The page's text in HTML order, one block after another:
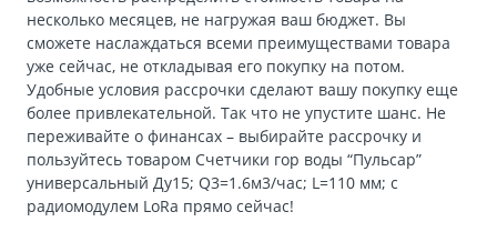
несколько месяцев, не нагружая ваш бюджет. Вы
сможете наслаждаться всеми преимуществами товара
уже сейчас, не откладывая его покупку на потом.
Удобные условия рассрочки сделают вашу покупку еще
более привлекательной. Так что не упустите шанс. Не
переживайте о финансах – выбирайте рассрочку и
пользуйтесь товаром Счетчики гор воды “Пульсар”
универсальный Ду15; Q3=1.6м3/час; L=110 мм; с
радиомодулем LoRa прямо сейчас!